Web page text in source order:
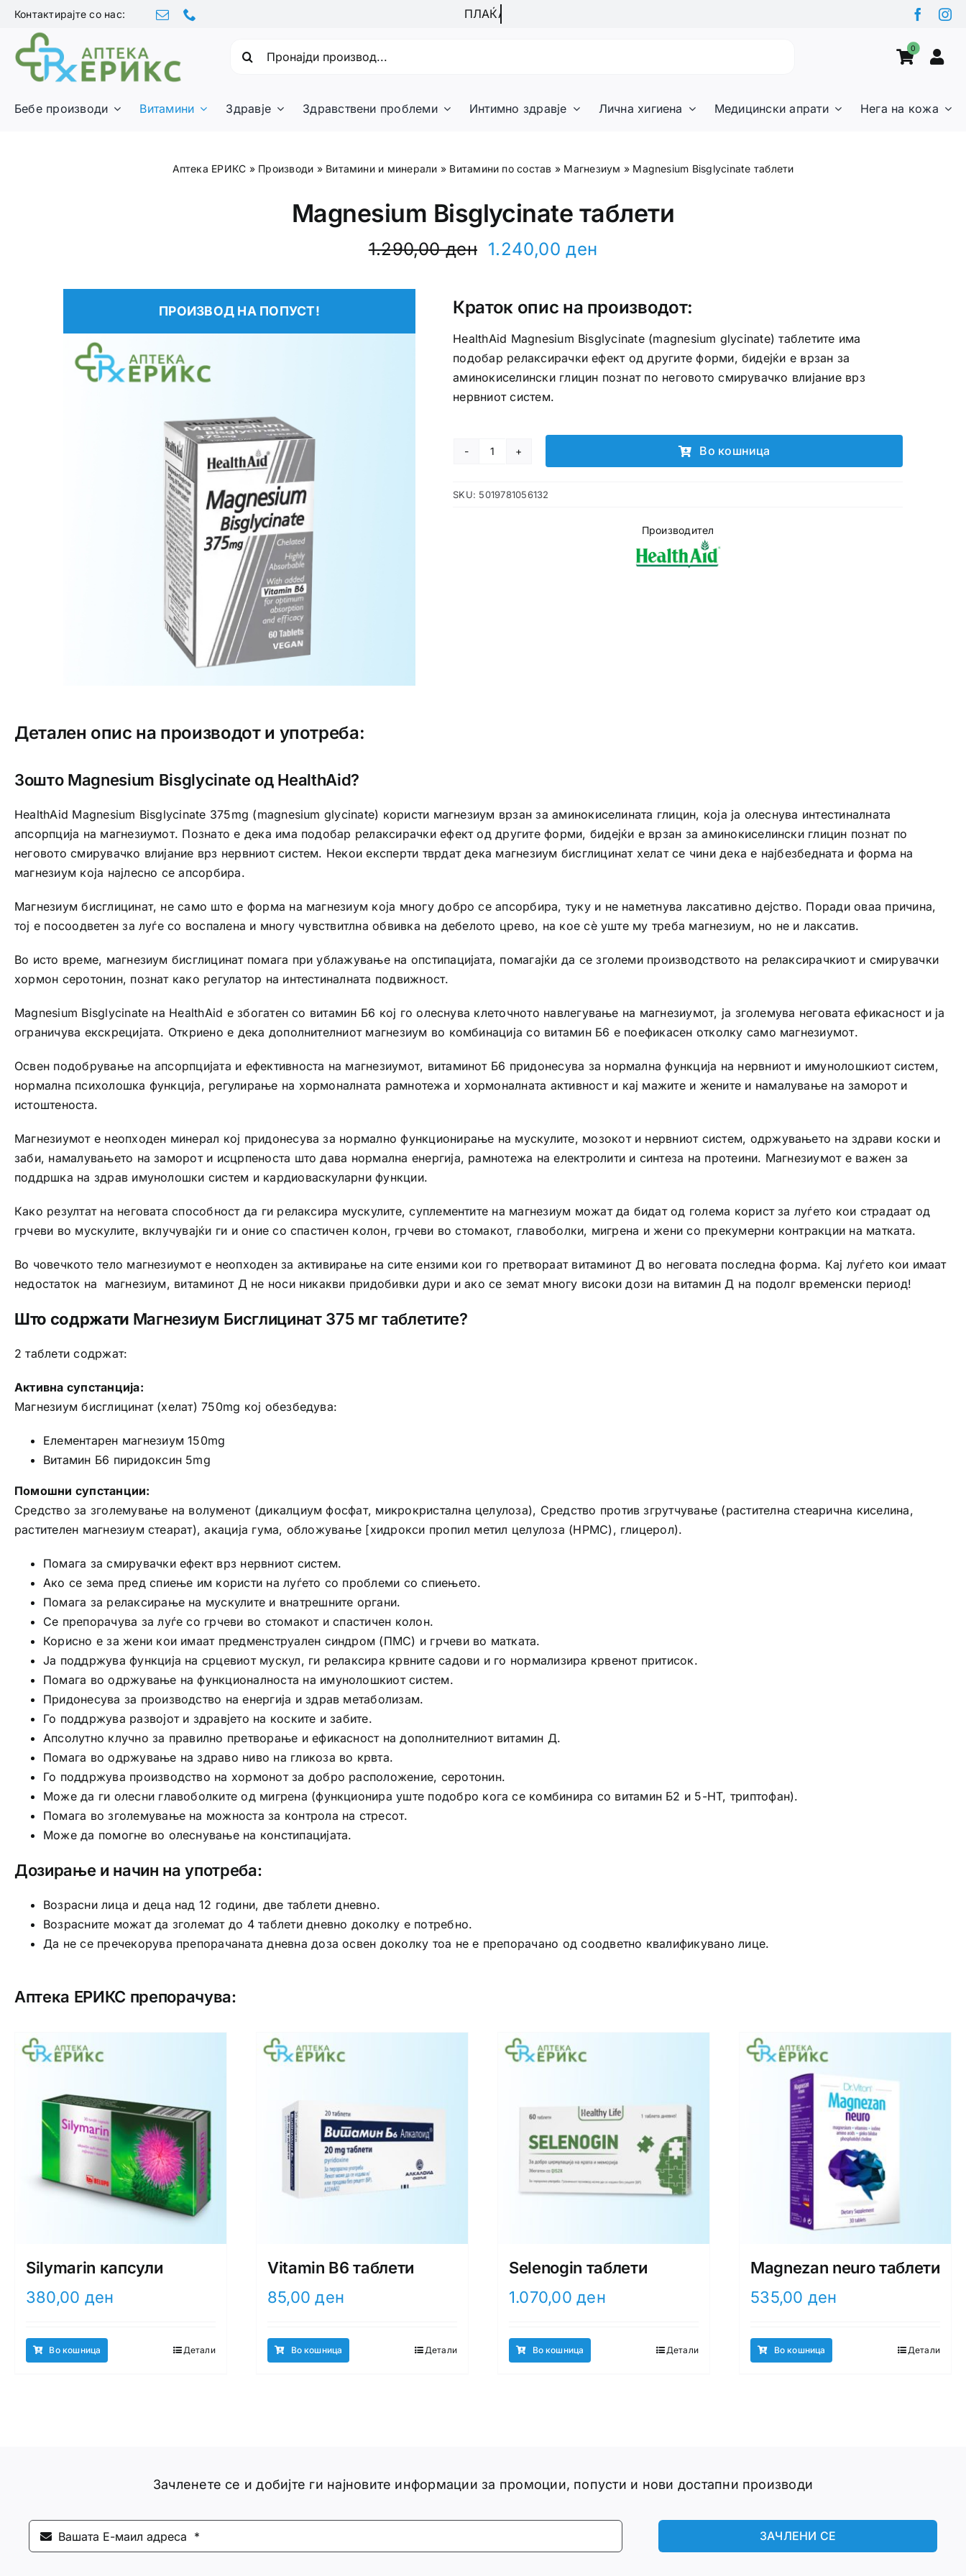
Skip
content
Контактирајте со нас:
0
Бебе производи Витамини Здравје Здравствени проблеми Интимно здравје Лична хигиена Медицински апрати Нега на кожа
Аптека ЕРИКС » Производи » Витамини и минерали » Витамини по состав » Магнезиум » Magnesium Bisglycinate таблети
Magnesium Bisglycinate таблети
1.290,00ден
Original
1.290,00 ден.
1.240,00ден
Current
1.240,00 ден.
ПРОИЗВОД НА ПОПУСТ! Краток опис на производот:
HealthAid Magnesium Bisglycinate (magnesium glycinate) таблетите има
подобар релаксирачки ефект од другите форми, бидејќи е врзан за
аминокиселински глицин познат по неговото смирувачко влијание врз
нервниот систем.
Magnesium
таблети
Во кошница
SKU: 5019781056132
Производител
Детален опис на производот и употреба:
Зошто Magnesium Bisglycinate од HealthAid?
HealthAid Magnesium Bisglycinate 375mg (magnesium glycinate) користи магнезиум врзан за аминокиселината глицин, која ја олеснува интестиналната
апсорпција на магнезиумот. Познато е дека има подобар релаксирачки ефект од другите форми, бидејќи е врзан за аминокиселински глицин познат по
неговото смирувачко влијание врз нервниот систем. Некои експерти тврдат дека магнезиум бисглицинат хелат се чини дека е најбезбедната и форма на
магнезиум која најлесно се апсорбира.
Магнезиум бисглицинат, не само што е форма на магнезиум која многу добро се апсорбира, туку и не наметнува лаксативно дејство. Поради оваа причина,
тој е посоодветен за луѓе со воспалена и многу чувствитлна обвивка на дебелото црево, на кое сè уште му треба магнезиум, но не и лаксатив.
Во исто време, магнезиум бисглицинат помага при ублажување на опстипацијата, помагајќи да се зголеми производството на релаксирачкиот и смирувачки
хормон серотонин, познат како регулатор на интестиналната подвижност.
Magnesium Bisglycinate на HealthAid е збогатен со витамин Б6 кој го олеснува клеточното навлегување на магнезиумот, ја зголемува неговата ефикасност и ја
ограничува екскрецијата. Откриено е дека дополнителниот магнезиум во комбинација со витамин Б6 е поефикасен отколку само магнезиумот.
Освен подобрување на апсорпцијата и ефективноста на магнезиумот, витаминот Б6 придонесува за нормална функција на нервниот и имунолошкиот систем,
нормална психолошка функција, регулирање на хормоналната рамнотежа и хормоналната активност и кај мажите и жените и намалување на заморот и
истоштеноста.
Магнезиумот е неопходен минерал кој придонесува за нормално функционирање на мускулите, мозокот и нервниот систем, одржувањето на здрави коски и
заби, намалувањето на заморот и исцрпеноста што дава нормална енергија, рамнотежа на електролити и синтеза на протеини. Магнезиумот е важен за
поддршка на здрав имунолошки систем и кардиоваскуларни функции.
Како резултат на неговата способност да ги релаксира мускулите, суплементите на магнезиум можат да бидат од голема корист за луѓето кои страдаат од
грчеви во мускулите, вклучувајќи ги и оние со спастичен колон, грчеви во стомакот, главоболки, мигрена и жени со прекумерни контракции на матката.
Во човечкото тело магнезиумот е неопходен за активирање на сите ензими кои го претвораат витаминот Д во неговата последна форма. Кај луѓето кои имаат
недостаток на магнезиум, витаминот Д не носи никакви придобивки дури и ако се земат многу високи дози на витамин Д на подолг временски период!
Што содржати Магнезиум Бисглицинат 375 мг таблетите?
2 таблети содржат:
Активна супстанција:
Магнезиум бисглицинат (хелат) 750mg кој обезбедува:
Елементарен магнезиум 150mg
Витамин Б6 пиридоксин 5mg
Помошни супстанции:
Средство за зголемување на волуменот (дикалциум фосфат, микрокристална целулоза), Средство против згрутчување (растителна стеарична киселина,
растителен магнезиум стеарат), акација гума, oбложување [хидрокси пропил метил целулоза (HPMC), глицерол).
Помага за смирувачки ефект врз нервниот систем.
Ако се зема пред спиење им користи на луѓето со проблеми со спиењето.
Помага за релаксирање на мускулите и внатрешните органи.
Се препорачува за луѓе со грчеви во стомакот и спастичен колон.
Корисно е за жени кои имаат предменструален синдром (ПМС) и грчеви во матката.
Ja поддржува функција на срцевиот мускул, ги релаксира крвните садови и го нормализира крвенот притисок.
Помага во одржување на функционалноста на имунолошкиот систем.
Придонесува за производство на енергија и здрав метаболизам.
Го поддржува развојот и здравјето на коските и забите.
Апсолутно клучно за правилно претворање и ефикасност на дополнителниот витамин Д.
Помага во одржување на здраво ниво на гликоза во крвта.
Го поддржува производство на хормонот за добро расположение, серотонин.
Може да ги олесни главоболките од мигрена (функционира уште подобро кога се комбинира со витамин Б2 и 5-HT, триптофан).
Помага во зголемување на можноста за контрола на стресот.
Може да помогне во олеснување на констипацијата.
Дозирање и начин на употреба:
Возрасни лица и деца над 12 години, две таблети дневно.
Возрасните можат да зголемат до 4 таблети дневно доколку е потребно.
Да не се пречекорува препорачаната дневна доза освен доколку тоа не е препорачано од соодветно квалификувано лице.
Аптека ЕРИКС препорачува:
Silymarin капсули
380,00 ден
Во кошница Детали
Vitamin B6 таблети
85,00ден
Во кошница Детали
Selenogin таблети
1.070,00ден
Во кошница Детали
Magnezan neuro таблети
535,00 ден
Во кошница Детали
Зачленете се и добијте ги најновите информации за промоции, попусти и нови достапни производи
ЗАЧЛЕНИ СЕ